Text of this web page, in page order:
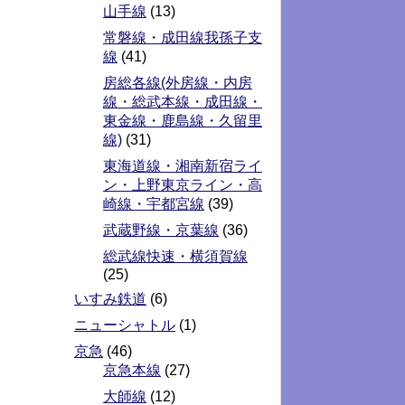
山手線 (13)
常磐線・成田線我孫子支
線 (41)
房総各線(外房線・内房
線・総武本線・成田線・
東金線・鹿島線・久留里
線) (31)
東海道線・湘南新宿ライ
ン・上野東京ライン・高
崎線・宇都宮線 (39)
武蔵野線・京葉線 (36)
総武線快速・横須賀線
(25)
いすみ鉄道 (6)
ニューシャトル (1)
京急 (46)
京急本線 (27)
大師線 (12)